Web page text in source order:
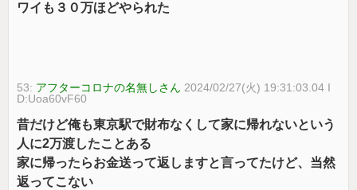
ワイも３０万ほどやられた
53: アフターコロナの名無しさん 2024/02/27(火) 19:31:03.04 I
D:Uoa60vF60
昔だけど俺も東京駅で財布なくして家に帰れないという
人に2万渡したことある
家に帰ったらお金送って返しますと言ってたけど、当然
返ってこない